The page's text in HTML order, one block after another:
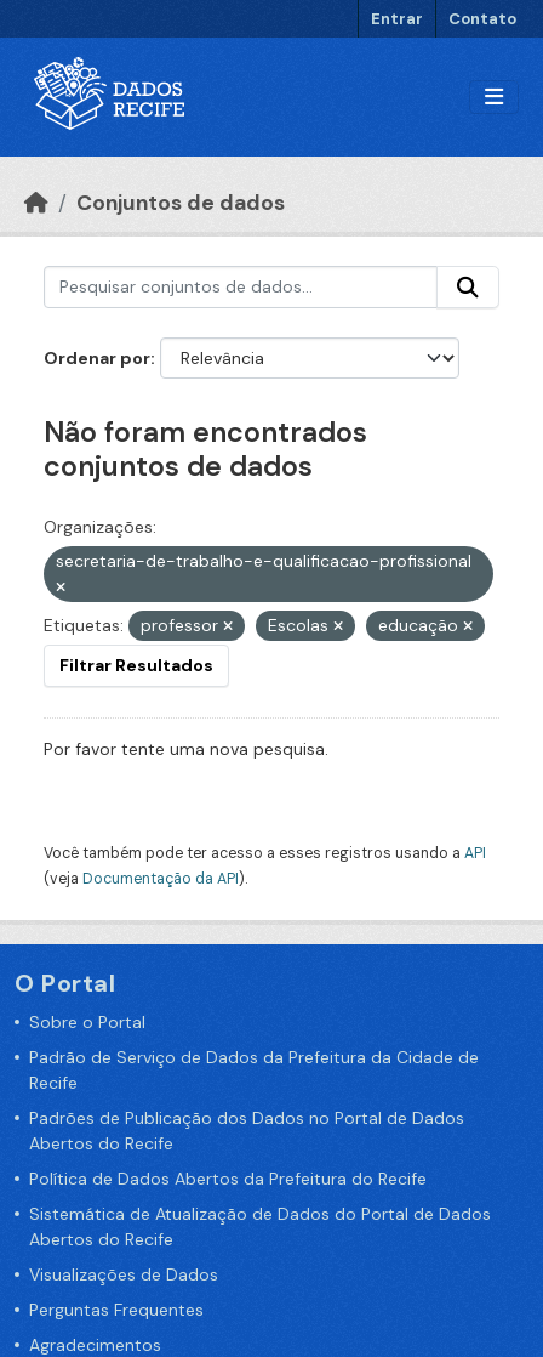
Entrar Contato
Conjuntos de dados
Ordenar por
Não foram encontrados
conjuntos de dados
Organizações:
secretaria-de-trabalho-e-qualificacao-profissional
Etiquetas: professor Escolas
educação
Filtrar Resultados
Por favor tente uma nova pesquisa.
Você também pode ter acesso a esses registros usando a API
(veja Documentação da API).
O Portal
Sobre o Portal
Padrão de Serviço de Dados da Prefeitura da Cidade de
Recife
Padrões de Publicação dos Dados no Portal de Dados
Abertos do Recife
Política de Dados Abertos da Prefeitura do Recife
Sistemática de Atualização de Dados do Portal de Dados
Abertos do Recife
Visualizações de Dados
Perguntas Frequentes
Agradecimentos